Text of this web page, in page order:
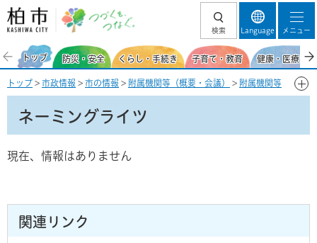
柏市 つづくを、
検索 Language メニュー
トップ 防災・安全 くらし・手続き 子育て・教育 健康・医療・
トップ > 市政情報 > 市の情報 > 附属機関等（概要・会議） > 附属機関等
の会議録・開催状況> ネーミングライツ
ネーミングライツ
現在、情報はありません
関連リンク